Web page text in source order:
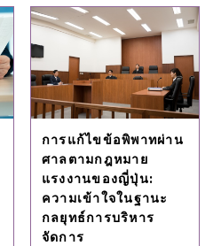
การแก้ไขข้อพิพาทผ่าน
ศาลตามกฎหมาย
แรงงานของญี่ปุ่น:
ความเข้าใจในฐานะ
กลยุทธ์การบริหาร
จัดการ